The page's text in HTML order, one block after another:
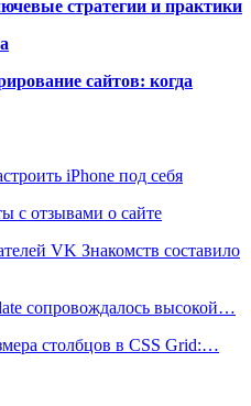
стратегии и практики
сайтов: когда
iPhone под себя
с отзывами о сайте
VK Знакомств составило
сопровождалось высокой…
столбцов в CSS Grid:…